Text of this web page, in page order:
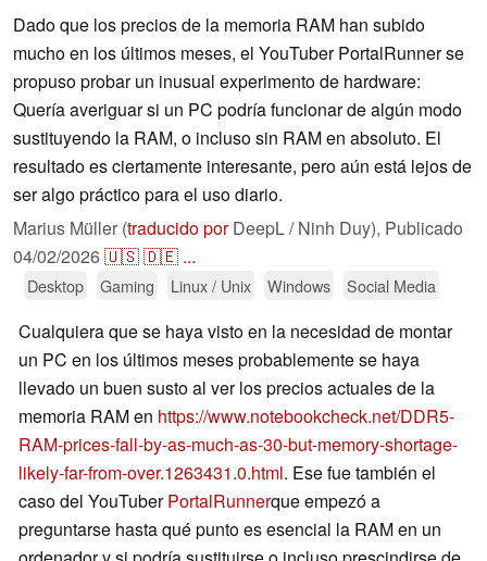
Dado que los precios de la memoria RAM han subido
mucho en los últimos meses, el YouTuber PortalRunner se
propuso probar un inusual experimento de hardware:
Quería averiguar si un PC podría funcionar de algún modo
sustituyendo la RAM, o incluso sin RAM en absoluto. El
resultado es ciertamente interesante, pero aún está lejos de
ser algo práctico para el uso diario.
Marius Müller (traducido porDeepL / Ninh Duy), Publicado
04/02/2026🇺🇸🇩🇪 ...
Desktop Gaming Linux / Unix Windows Social Media
Cualquiera que se haya visto en la necesidad de montar
un PC en los últimos meses probablemente se haya
llevado un buen susto al ver los precios actuales de la
memoria RAM en https://www.notebookcheck.net/DDR5-
RAM-prices-fall-by-as-much-as-30-but-memory-shortage-
likely-far-from-over.1263431.0.html. Ese fue también el
caso del YouTuberPortalRunnerque empezó a
preguntarse hasta qué punto es esencial la RAM en un